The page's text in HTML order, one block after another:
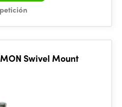
Swivel Mount